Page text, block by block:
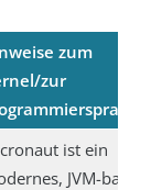
zum
zur
ist ein
JVM-